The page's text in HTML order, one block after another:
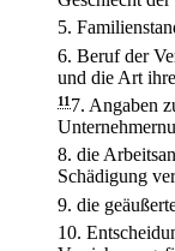
5.
6. Beruf der
und die Art
11 7. Angaben
8. die
Schädigung
9. die
10.